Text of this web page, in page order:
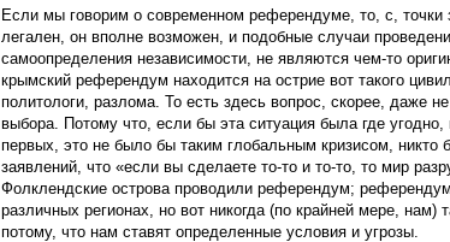
Если мы говорим о современном референдуме, то, с, точки
легален, он вполне возможен, и подобные случаи
самоопределения независимости, не являются чем-то
крымский референдум находится на острие вот такого
политологи, разлома. То есть здесь вопрос, скорее, даже
выбора. Потому что, если бы эта ситуация была где угодно,
первых, это не было бы таким глобальным кризисом, никто
заявлений, что «если вы сделаете то-то и то-то, то мир
Фолклендские острова проводили референдум;
различных регионах, но вот никогда (по крайней мере,
потому, что нам ставят определенные условия и угрозы.